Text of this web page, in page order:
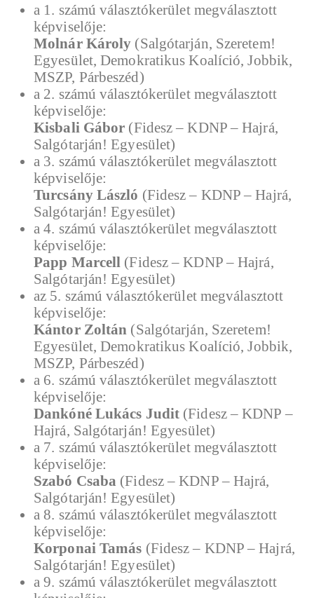
a 1. számú választókerület megválasztott
képviselője:
Molnár Károly (Salgótarján, Szeretem!
Egyesület, Demokratikus Koalíció, Jobbik,
MSZP, Párbeszéd)
a 2. számú választókerület megválasztott
képviselője:
Kisbali Gábor (Fidesz – KDNP – Hajrá,
Salgótarján! Egyesület)
a 3. számú választókerület megválasztott
képviselője:
Turcsány László (Fidesz – KDNP – Hajrá,
Salgótarján! Egyesület)
a 4. számú választókerület megválasztott
képviselője:
Papp Marcell (Fidesz – KDNP – Hajrá,
Salgótarján! Egyesület)
az 5. számú választókerület megválasztott
képviselője:
Kántor Zoltán (Salgótarján, Szeretem!
Egyesület, Demokratikus Koalíció, Jobbik,
MSZP, Párbeszéd)
a 6. számú választókerület megválasztott
képviselője:
Dankóné Lukács Judit (Fidesz – KDNP –
Hajrá, Salgótarján! Egyesület)
a 7. számú választókerület megválasztott
képviselője:
Szabó Csaba (Fidesz – KDNP – Hajrá,
Salgótarján! Egyesület)
a 8. számú választókerület megválasztott
képviselője:
Korponai Tamás (Fidesz – KDNP – Hajrá,
Salgótarján! Egyesület)
a 9. számú választókerület megválasztott